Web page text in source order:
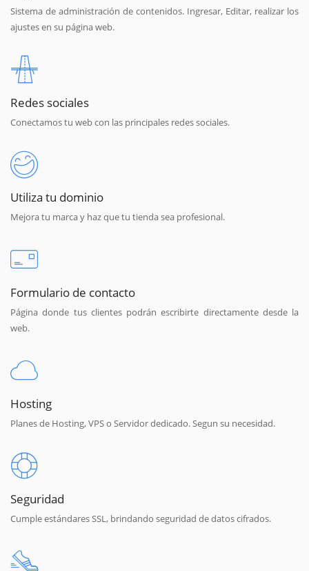
Sistema de administración de contenidos. Ingresar, Editar, realizar los
ajustes en su página web.
Redes sociales
Conectamos tu web con las principales redes sociales.
Utiliza tu dominio
Mejora tu marca y haz que tu tienda sea profesional.
Formulario de contacto
Página donde tus clientes podrán escribirte directamente desde la
web.
Hosting
Planes de Hosting, VPS o Servidor dedicado. Segun su necesidad.
Seguridad
Cumple estándares SSL, brindando seguridad de datos cifrados.